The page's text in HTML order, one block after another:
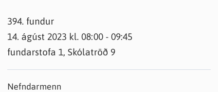
394. fundur
14. ágúst 2023 kl. 08:00 - 09:45
fundarstofa 1, Skólatröð 9
Nefndarmenn